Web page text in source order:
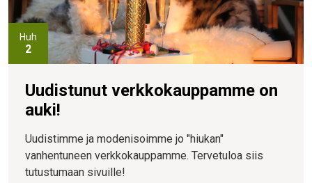
Huh
2
Uudistunut verkkokauppamme on
auki!
Uudistimme ja modenisoimme jo "hiukan"
vanhentuneen verkkokauppamme. Tervetuloa siis
tutustumaan sivuille!